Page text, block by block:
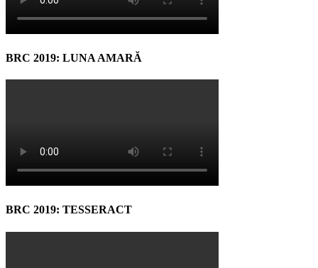
BRC 2019: LUNA AMARĂ
BRC 2019: TESSERACT